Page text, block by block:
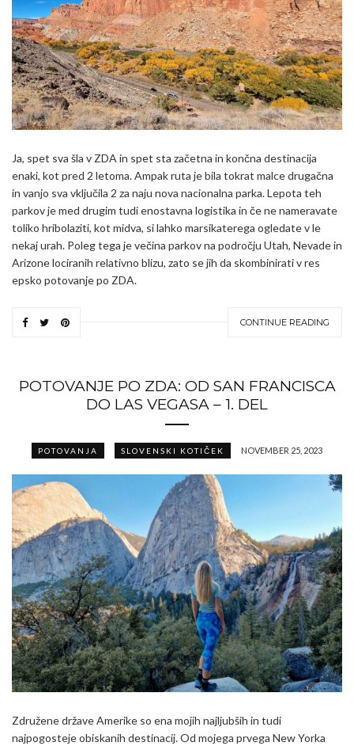
Ja, spet sva šla v ZDA in spet sta začetna in končna destinacija
enaki, kot pred 2 letoma. Ampak ruta je bila tokrat malce drugačna
in vanjo sva vključila 2 za naju nova nacionalna parka. Lepota teh
parkov je med drugim tudi enostavna logistika in če ne nameravate
toliko hribolaziti, kot midva, si lahko marsikaterega ogledate v le
nekaj urah. Poleg tega je večina parkov na področju Utah, Nevade in
Arizone lociranih relativno blizu, zato se jih da skombinirati v res
epsko potovanje po ZDA.
CONTINUE READING
POTOVANJE PO ZDA: OD SAN FRANCISCA
DO LAS VEGASA – 1. DEL
POTOVANJA SLOVENSKI KOTIČEK NOVEMBER 25, 2023
Združene države Amerike so ena mojih najljubših in tudi
najpogosteje obiskanih destinacij. Od mojega prvega New Yorka